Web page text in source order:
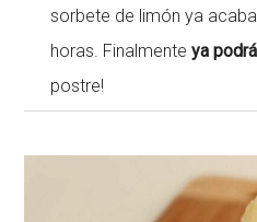
sorbete de limón ya
horas. Finalmenteya
postre!